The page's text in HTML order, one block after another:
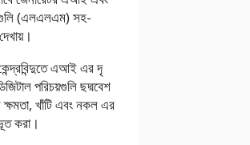
(এলএলএম) সহ-
এআই এর দৃ
পরিচয়গুলি ছদ্মবেশ
খাঁটি এবং নকল এর
করা।